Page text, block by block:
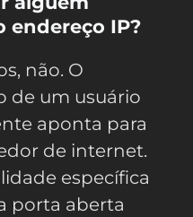
endereço IP?
não. O
de um usuário
aponta para
de internet.
específica
porta aberta